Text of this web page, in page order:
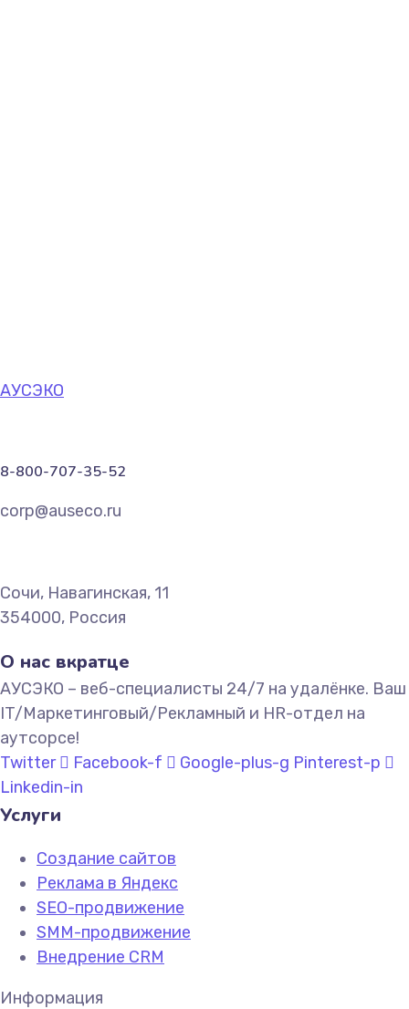
АУСЭКО
8-800-707-35-52
corp@auseco.ru
Сочи, Навагинская, 11
354000, Россия
О нас вкратце
АУСЭКО – веб-специалисты 24/7 на удалёнке. Ваш
IT/Маркетинговый/Рекламный и HR-отдел на
аутсорсе!
Twitter
Facebook-f Google-plus-g Pinterest-p
Linkedin-in
Услуги
Создание сайтов
Реклама в Яндекс
SEO-продвижение
SMM-продвижение
Внедрение CRM
Информация